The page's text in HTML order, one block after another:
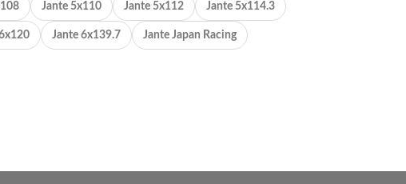
Jante 5x110 Jante 5x112 Jante 5x114.3
Jante 6x139.7 Jante Japan Racing